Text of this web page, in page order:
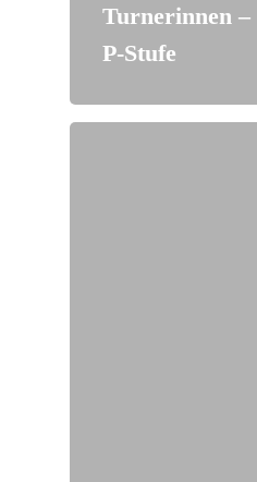
Turnerinnen –
P-Stufe